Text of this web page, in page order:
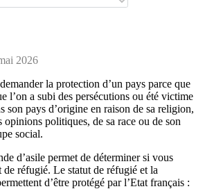
2026
la protection d’un pays parce que
l’on a subi des persécutions ou été victime
son pays d’origine en raison de sa religion,
opinions politiques, de sa race ou de son
social.
d’asile permet de déterminer si vous
réfugié. Le statut de réfugié et la
d’être protégé par l’Etat français :